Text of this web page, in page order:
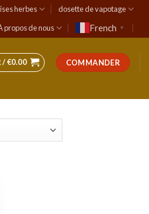
herbes
dosette de vapotage
propos de nous French ▼
/€0.00 COMMANDER